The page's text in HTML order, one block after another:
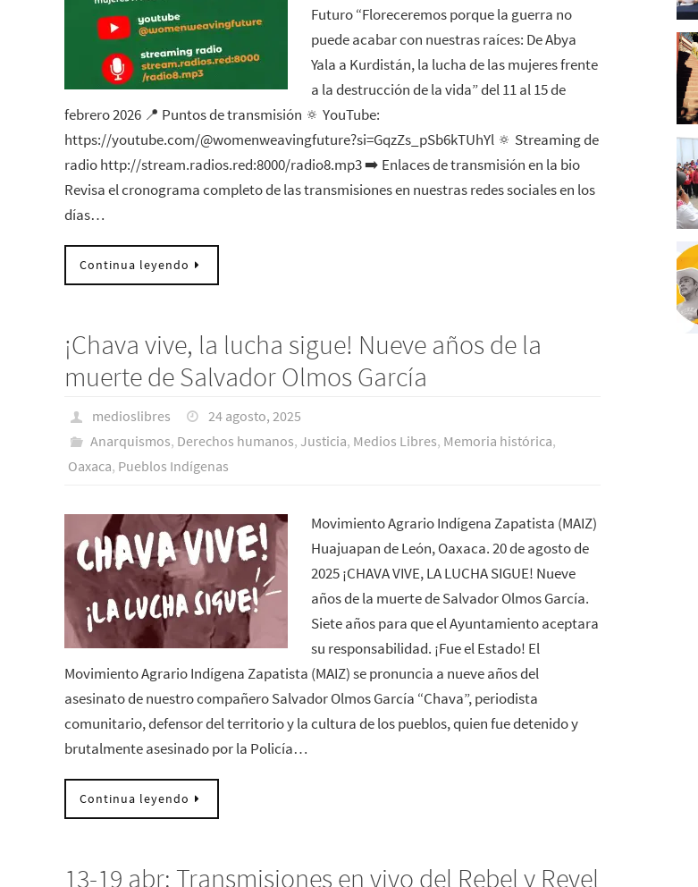
Futuro “Floreceremos porque la guerra no
puede acabar con nuestras raíces: De Abya
Yala a Kurdistán, la lucha de las mujeres frente
a la destrucción de la vida” del 11 al 15 de
febrero 2026 📍 Puntos de transmisión 🔅 YouTube:
https://youtube.com/@womenweavingfuture?si=GqzZs_pSb6kTUhYl 🔅 Streaming de
radio http://stream.radios.red:8000/radio8.mp3 ➡️ Enlaces de transmisión en la bio
Revisa el cronograma completo de las transmisiones en nuestras redes sociales en los
días…
Continua leyendo
¡Chava vive, la lucha sigue! Nueve años de la
muerte de Salvador Olmos García
medioslibres
24 agosto, 2025
Anarquismos, Derechos humanos, Justicia, Medios Libres, Memoria histórica,
Oaxaca, Pueblos Indí­genas
Movimiento Agrario Indígena Zapatista (MAIZ)
Huajuapan de León, Oaxaca. 20 de agosto de
2025 ¡CHAVA VIVE, LA LUCHA SIGUE! Nueve
años de la muerte de Salvador Olmos García.
Siete años para que el Ayuntamiento aceptara
su responsabilidad. ¡Fue el Estado! El
Movimiento Agrario Indígena Zapatista (MAIZ) se pronuncia a nueve años del
asesinato de nuestro compañero Salvador Olmos García “Chava”, periodista
comunitario, defensor del territorio y la cultura de los pueblos, quien fue detenido y
brutalmente asesinado por la Policía…
Continua leyendo
13-19 abr: Transmisiones en vivo del Rebel y Revel